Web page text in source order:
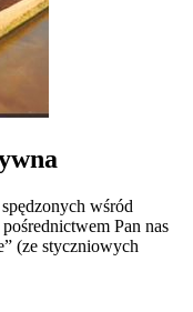
wśród
Pan nas
(ze styczniowych